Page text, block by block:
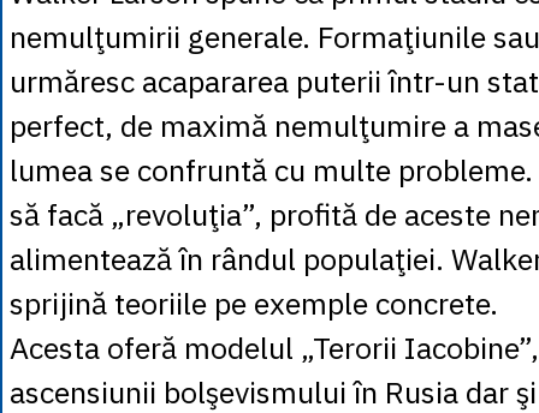
nemulţumirii generale. Formaţiunile
urmăresc acapararea puterii într-un
perfect, de maximă nemulţumire a
lumea se confruntă cu multe
să facă „revoluţia”, profită de aceste
alimentează în rândul populaţiei.
sprijină teoriile pe exemple concrete.
Acesta oferă modelul „Terorii
ascensiunii bolşevismului în Rusia dar